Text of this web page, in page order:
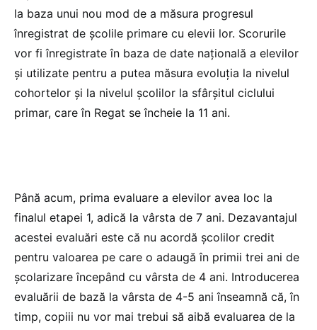
la baza unui nou mod de a măsura progresul
înregistrat de școlile primare cu elevii lor. Scorurile
vor fi înregistrate în baza de date națională a elevilor
și utilizate pentru a putea măsura evoluția la nivelul
cohortelor și la nivelul școlilor la sfârșitul ciclului
primar, care în Regat se încheie la 11 ani.
Până acum, prima evaluare a elevilor avea loc la
finalul etapei 1, adică la vârsta de 7 ani. Dezavantajul
acestei evaluări este că nu acordă școlilor credit
pentru valoarea pe care o adaugă în primii trei ani de
școlarizare începând cu vârsta de 4 ani. Introducerea
evaluării de bază la vârsta de 4-5 ani înseamnă că, în
timp, copiii nu vor mai trebui să aibă evaluarea de la